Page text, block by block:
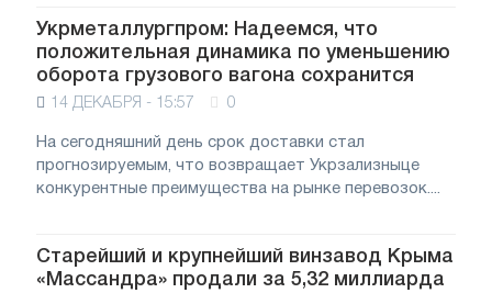
Укрметаллургпром: Надеемся, что
положительная динамика по уменьшению
оборота грузового вагона сохранится
14 ДЕКАБРЯ - 15:57 0
На сегодняшний день срок доставки стал
прогнозируемым, что возвращает Укрзализныце
конкурентные преимущества на рынке перевозок....
Старейший и крупнейший винзавод Крыма
«Массандра» продали за 5,32 миллиарда